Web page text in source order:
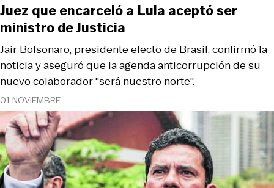
01 NOVIEMBRE
Jair Bolsonaro, presidente electo de Brasil, confirmó la
noticia y aseguró que la agenda anticorrupción de su
nuevo colaborador "será nuestro norte".
Juez que encarceló a Lula aceptó ser
ministro de Justicia